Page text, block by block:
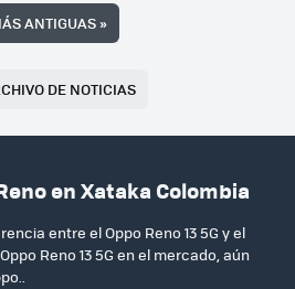
ANTIGUAS»
DE NOTICIAS
en Xataka Colombia
entre el Oppo Reno 13 5G y el
Reno 13 5G en el mercado, aún